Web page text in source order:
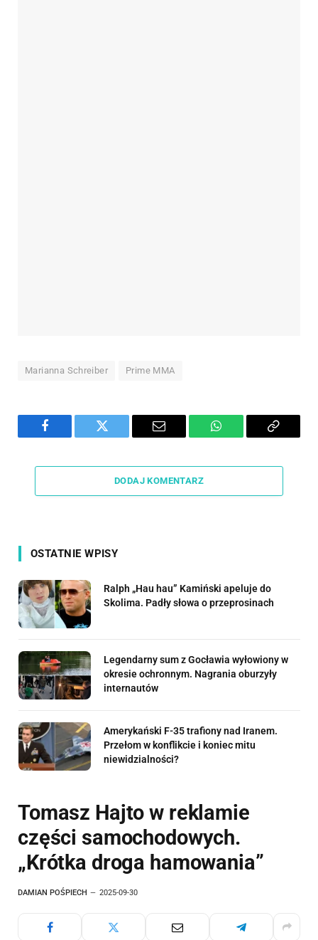
Marianna Schreiber Prime MMA
Facebook Twitter Email WhatsAppCopy
DODAJ KOMENTARZ
OSTATNIE WPISY
Ralph „Hau hau” Kamiński apeluje do
Skolima. Padły słowa o przeprosinach
Legendarny sum z Gocławia wyłowiony w
okresie ochronnym. Nagrania oburzyły
internautów
Amerykański F-35 trafiony nad Iranem.
Przełom w konflikcie i koniec mitu
niewidzialności?
Tomasz Hajto w reklamie
części samochodowych.
„Krótka droga hamowania”
DAMIAN POŚPIECH 2025-09-30